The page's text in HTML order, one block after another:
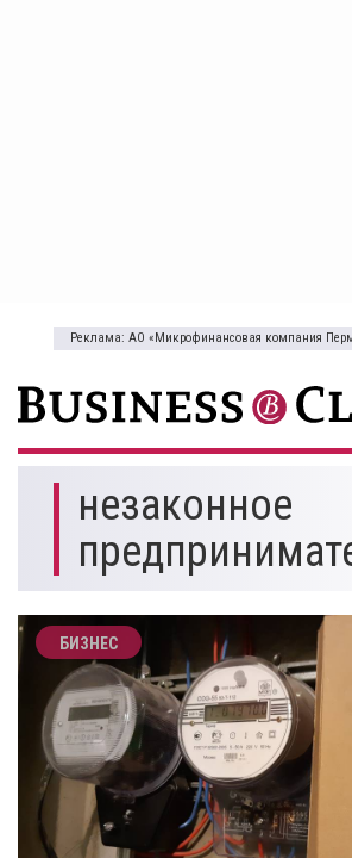
Реклама: АО «Микрофинансовая компания
незаконное
БИЗНЕС